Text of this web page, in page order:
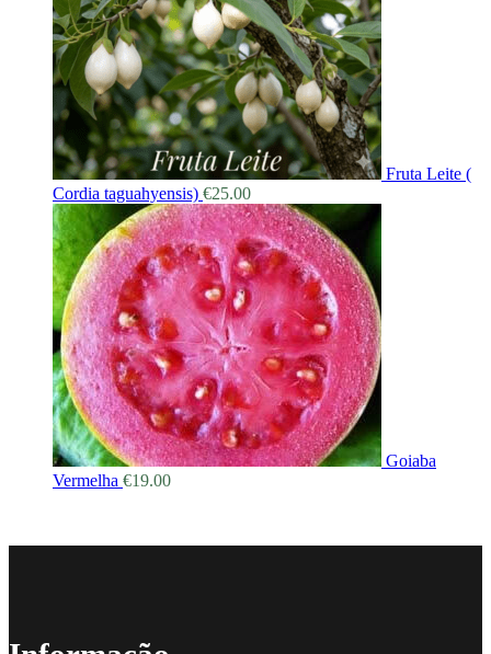
Fruta Leite (
Cordia taguahyensis) €25.00
Goiaba
Vermelha €19.00